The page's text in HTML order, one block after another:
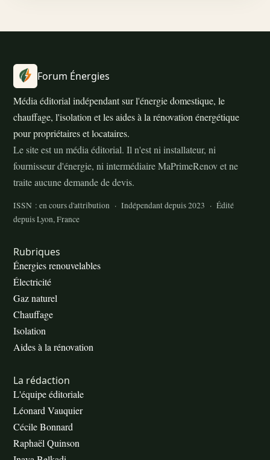
Forum Énergies
Média éditorial indépendant sur l'énergie domestique, le
chauffage, l'isolation et les aides à la rénovation énergétique
pour propriétaires et locataires.
Le site est un média éditorial. Il n'est ni installateur, ni
fournisseur d'énergie, ni intermédiaire MaPrimeRenov et ne
traite aucune demande de devis.
ISSN : en cours d'attribution · Indépendant depuis 2023 · Édité
depuis Lyon, France
Rubriques
Énergies renouvelables
Électricité
Gaz naturel
Chauffage
Isolation
Aides à la rénovation
La rédaction
L'équipe éditoriale
Léonard Vauquier
Cécile Bonnard
Raphaël Quinson